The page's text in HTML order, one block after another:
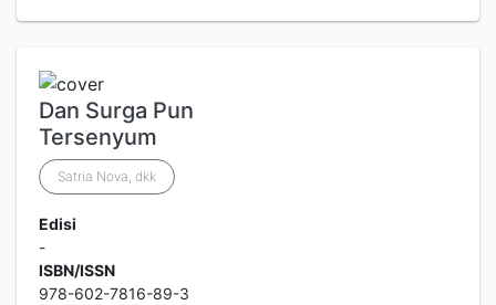
Dan Surga Pun
Tersenyum
Satria Nova, dkk
Edisi
-
ISBN/ISSN
978-602-7816-89-3